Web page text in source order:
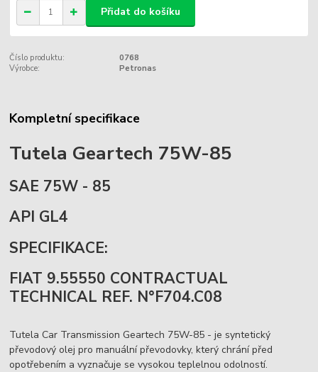
Přidat do košíku
Číslo produktu:
0768
Výrobce:
Petronas
Kompletní specifikace
Tutela Geartech 75W-85
SAE 75W - 85
API GL4
SPECIFIKACE:
FIAT 9.55550 CONTRACTUAL
TECHNICAL REF. N°F704.C08
Tutela Car Transmission Geartech 75W-85 - je syntetický
převodový olej pro manuální převodovky, který chrání před
opotřebením a vyznačuje se vysokou teplelnou odolností.